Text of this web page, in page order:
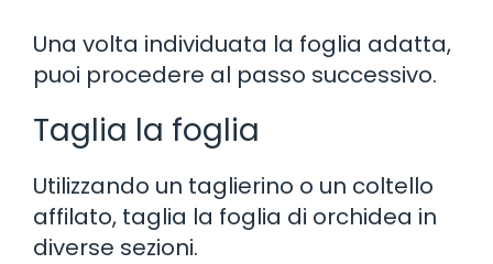
Una volta individuata la foglia adatta,
puoi procedere al passo successivo.
Taglia la foglia
Utilizzando un taglierino o un coltello
affilato, taglia la foglia di orchidea in
diverse sezioni.